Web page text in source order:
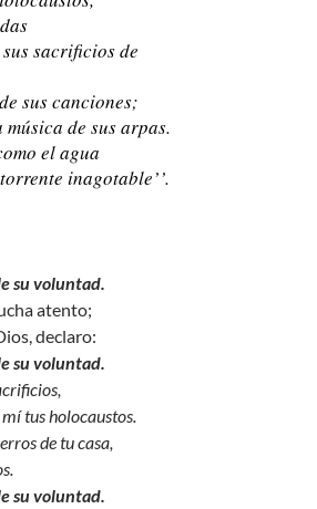
sacrificios de
sus canciones;
de sus arpas.
el agua
inagotable’’.
su voluntad.
atento;
declaro:
su voluntad.
tus holocaustos.
de tu casa,
su voluntad.